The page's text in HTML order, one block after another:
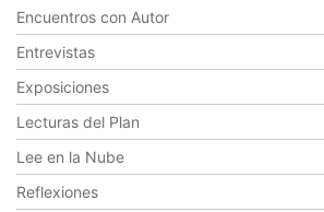
Encuentros con Autor
Entrevistas
Exposiciones
Lecturas del Plan
Lee en la Nube
Reflexiones